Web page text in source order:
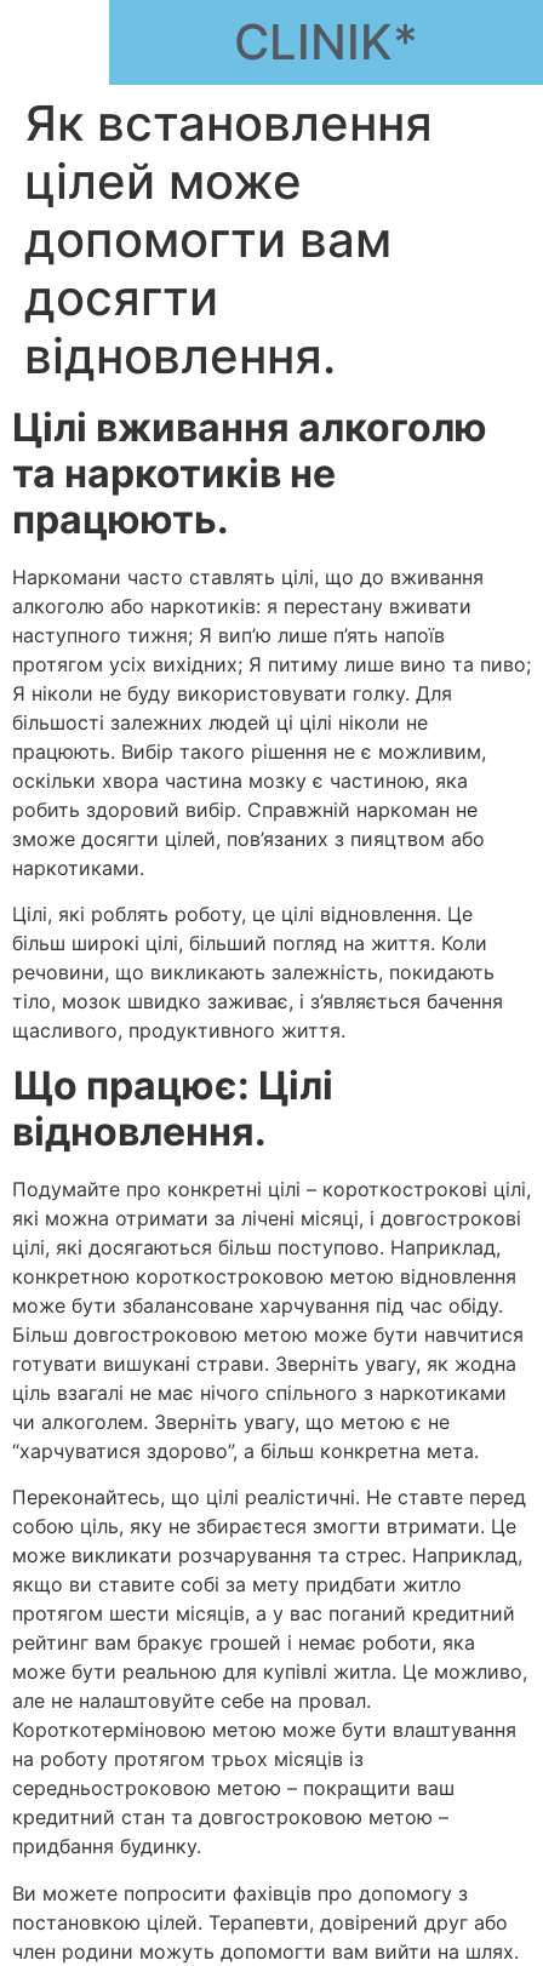
CLINIK*
Як встановлення
цілей може
допомогти вам
досягти
відновлення.
Цілі вживання алкоголю
та наркотиків не
працюють.
Наркомани часто ставлять цілі, що до вживання
алкоголю або наркотиків: я перестану вживати
наступного тижня; Я вип’ю лише п’ять напоїв
протягом усіх вихідних; Я питиму лише вино та пиво;
Я ніколи не буду використовувати голку. Для
більшості залежних людей ці цілі ніколи не
працюють. Вибір такого рішення не є можливим,
оскільки хвора частина мозку є частиною, яка
робить здоровий вибір. Справжній наркоман не
зможе досягти цілей, пов’язаних з пияцтвом або
наркотиками.
Цілі, які роблять роботу, це цілі відновлення. Це
більш широкі цілі, більший погляд на життя. Коли
речовини, що викликають залежність, покидають
тіло, мозок швидко заживає, і з’являється бачення
щасливого, продуктивного життя.
Що працює: Цілі
відновлення.
Подумайте про конкретні цілі – короткострокові цілі,
які можна отримати за лічені місяці, і довгострокові
цілі, які досягаються більш поступово. Наприклад,
конкретною короткостроковою метою відновлення
може бути збалансоване харчування під час обіду.
Більш довгостроковою метою може бути навчитися
готувати вишукані страви. Зверніть увагу, як жодна
ціль взагалі не має нічого спільного з наркотиками
чи алкоголем. Зверніть увагу, що метою є не
“харчуватися здорово”, а більш конкретна мета.
Переконайтесь, що цілі реалістичні. Не ставте перед
собою ціль, яку не збираєтеся змогти втримати. Це
може викликати розчарування та стрес. Наприклад,
якщо ви ставите собі за мету придбати житло
протягом шести місяців, а у вас поганий кредитний
рейтинг вам бракує грошей і немає роботи, яка
може бути реальною для купівлі житла. Це можливо,
але не налаштовуйте себе на провал.
Короткотерміновою метою може бути влаштування
на роботу протягом трьох місяців із
середньостроковою метою – покращити ваш
кредитний стан та довгостроковою метою –
придбання будинку.
Ви можете попросити фахівців про допомогу з
постановкою цілей. Терапевти, довірений друг або
член родини можуть допомогти вам вийти на шлях.